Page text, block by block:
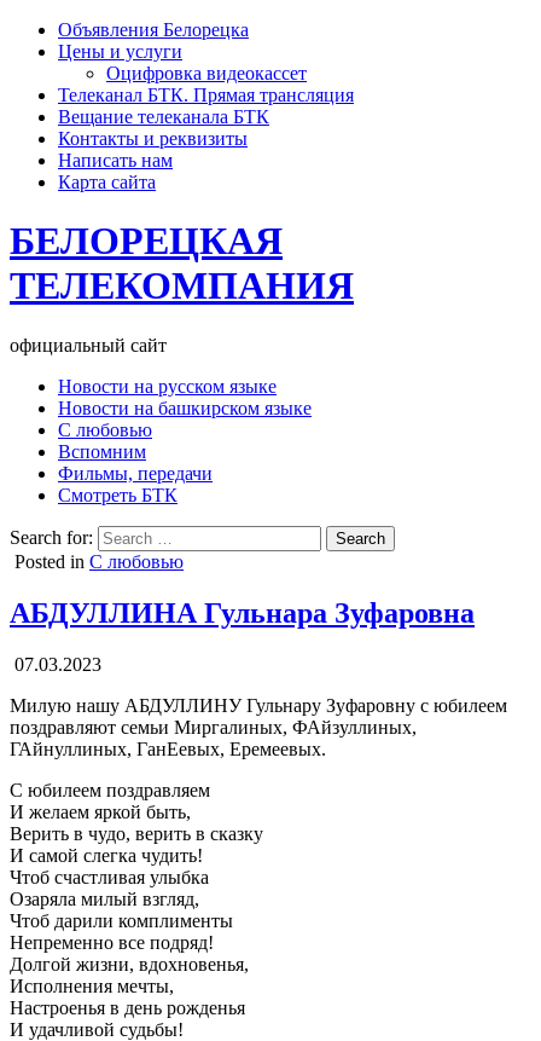
Объявления Белорецка
Цены и услуги
Оцифровка видеокассет
Телеканал БТК. Прямая трансляция
Вещание телеканала БТК
Контакты и реквизиты
Написать нам
Карта сайта
БЕЛОРЕЦКАЯ
ТЕЛЕКОМПАНИЯ
официальный сайт
Новости на русском языке
Новости на башкирском языке
С любовью
Вспомним
Фильмы, передачи
Смотреть БТК
Search for:
Posted in С любовью
АБДУЛЛИНА Гульнара Зуфаровна
07.03.2023
Милую нашу АБДУЛЛИНУ Гульнару Зуфаровну с юбилеем
поздравляют семьи Миргалиных, ФАйзуллиных,
ГАйнуллиных, ГанЕевых, Еремеевых.
С юбилеем поздравляем
И желаем яркой быть,
Верить в чудо, верить в сказку
И самой слегка чудить!
Чтоб счастливая улыбка
Озаряла милый взгляд,
Чтоб дарили комплименты
Непременно все подряд!
Долгой жизни, вдохновенья,
Исполнения мечты,
Настроенья в день рожденья
И удачливой судьбы!